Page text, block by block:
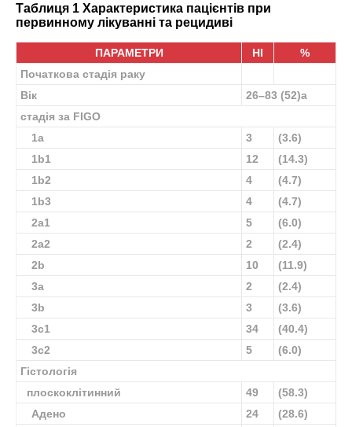
Таблиця 1 Характеристика пацієнтів при
первинному лікуванні та рецидиві
ПАРАМЕТРИ НІ
%
Початкова стадія раку
Вік
26–83 (52)a
стадія за FIGO
1a
3
(3.6)
1b1
12
(14.3)
1b2
4
(4.7)
1b3
4
(4.7)
2a1
5
(6.0)
2a2
2
(2.4)
2b
10
(11.9)
3a
2
(2.4)
3b
3
(3.6)
3c1
34
(40.4)
3c2
5
(6.0)
Гістологія
плоскоклітинний
49
(58.3)
Адено
24
(28.6)